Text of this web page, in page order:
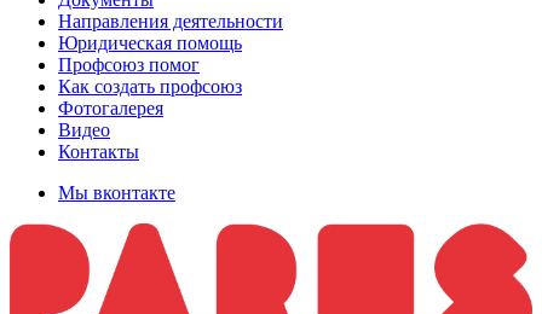
Направления деятельности
Юридическая помощь
Профсоюз помог
Как создать профсоюз
Фотогалерея
Видео
Контакты
Мы вконтакте